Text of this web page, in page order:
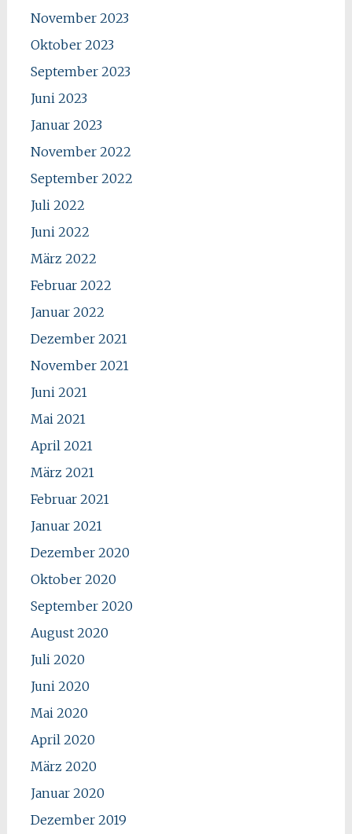
November 2023
Oktober 2023
September 2023
Juni 2023
Januar 2023
November 2022
September 2022
Juli 2022
Juni 2022
März 2022
Februar 2022
Januar 2022
Dezember 2021
November 2021
Juni 2021
Mai 2021
April 2021
März 2021
Februar 2021
Januar 2021
Dezember 2020
Oktober 2020
September 2020
August 2020
Juli 2020
Juni 2020
Mai 2020
April 2020
März 2020
Januar 2020
Dezember 2019